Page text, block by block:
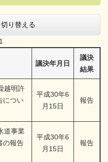
り替える
議決年月日
議決
結果
越明許
につい
平成30年6
月15日
報告
道事業
の報告
平成30年6
月15日
報告